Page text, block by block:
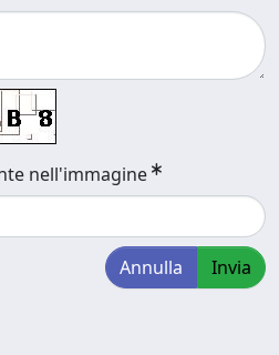
nell'immagine
Annulla Invia